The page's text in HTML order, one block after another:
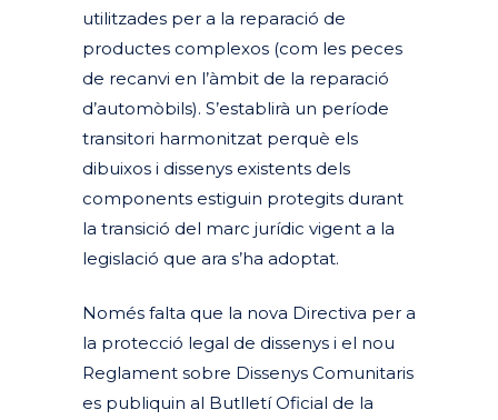
utilitzades per a la reparació de
productes complexos (com les peces
de recanvi en l’àmbit de la reparació
d’automòbils). S’establirà un període
transitori harmonitzat perquè els
dibuixos i dissenys existents dels
components estiguin protegits durant
la transició del marc jurídic vigent a la
legislació que ara s’ha adoptat.
Només falta que la nova Directiva per a
la protecció legal de dissenys i el nou
Reglament sobre Dissenys Comunitaris
es publiquin al Butlletí Oficial de la